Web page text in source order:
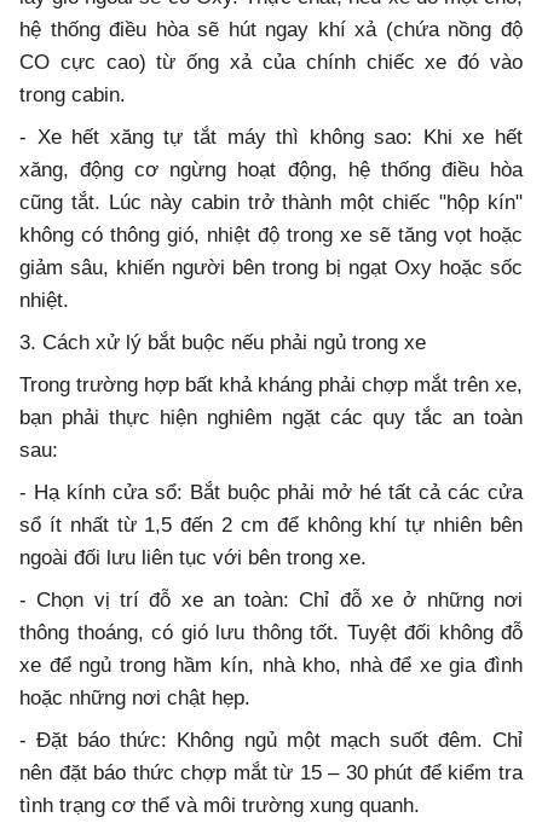
hệ thống điều hòa sẽ hút ngay khí xả (chứa nồng độ
CO cực cao) từ ống xả của chính chiếc xe đó vào
trong cabin.
- Xe hết xăng tự tắt máy thì không sao: Khi xe hết
xăng, động cơ ngừng hoạt động, hệ thống điều hòa
cũng tắt. Lúc này cabin trở thành một chiếc "hộp kín"
không có thông gió, nhiệt độ trong xe sẽ tăng vọt hoặc
giảm sâu, khiến người bên trong bị ngạt Oxy hoặc sốc
nhiệt.
3. Cách xử lý bắt buộc nếu phải ngủ trong xe
Trong trường hợp bất khả kháng phải chợp mắt trên xe,
bạn phải thực hiện nghiêm ngặt các quy tắc an toàn
sau:
- Hạ kính cửa sổ: Bắt buộc phải mở hé tất cả các cửa
sổ ít nhất từ 1,5 đến 2 cm để không khí tự nhiên bên
ngoài đối lưu liên tục với bên trong xe.
- Chọn vị trí đỗ xe an toàn: Chỉ đỗ xe ở những nơi
thông thoáng, có gió lưu thông tốt. Tuyệt đối không đỗ
xe để ngủ trong hầm kín, nhà kho, nhà để xe gia đình
hoặc những nơi chật hẹp.
- Đặt báo thức: Không ngủ một mạch suốt đêm. Chỉ
nên đặt báo thức chợp mắt từ 15 – 30 phút để kiểm tra
tình trạng cơ thể và môi trường xung quanh.